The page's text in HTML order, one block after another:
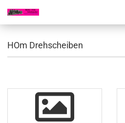
HOm Drehscheiben